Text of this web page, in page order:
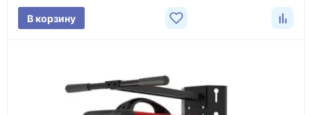
проверка товара перед отправкой клиенту
Документы
счёт, договор, накладные и сопроводительные
материалы
В корзину